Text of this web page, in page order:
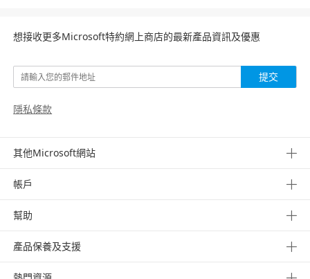
想接收更多Microsoft特約網上商店的最新產品資訊及優惠
提交
隱私條款
其他Microsoft網站
帳戶
幫助
產品保養及支援